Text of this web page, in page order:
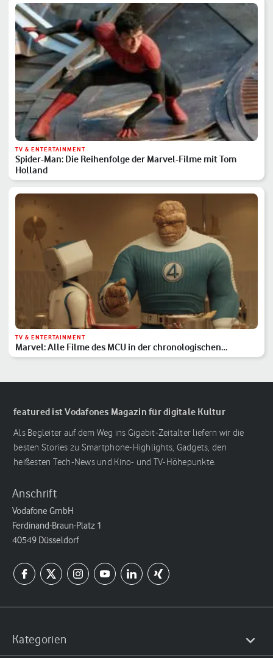
TV & ENTERTAINMENT
Spider-Man: Die Reihenfolge der Marvel-Filme mit Tom
Holland
TV & ENTERTAINMENT
Marvel: Alle Filme des MCU in der chronologischen
Reihenfolge
featured ist Vodafones Magazin für digitale Kultur
Als Begleiter auf dem Weg ins Gigabit-Zeitalter liefern wir die
besten Stories zu Smartphone-Highlights, Gadgets, den
heißesten Tech-News und Kino- und TV-Höhepunkte.
Anschrift
Vodafone GmbH
Ferdinand-Braun-Platz 1
40549 Düsseldorf
Kategorien